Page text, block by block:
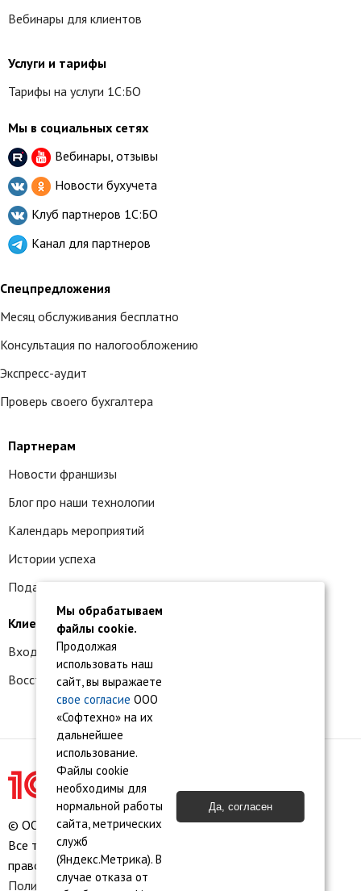
Вебинары для клиентов
Услуги и тарифы
Тарифы на услуги 1С:БО
Мы в социальных сетях
Вебинары, отзывы
Новости бухучета
Клуб партнеров 1С:БО
Канал для партнеров
Спецпредложения
Месяц обслуживания бесплатно
Консультация по налогообложению
Экспресс-аудит
Проверь своего бухгалтера
Партнерам
Новости франшизы
Блог про наши технологии
Календарь мероприятий
Истории успеха
Подать заявку на франшизу
Клиентам
Вход в личный кабинет
Восстановление доступа к сервису 1С:БО
© ООО «Софтехно» Все права защищены.
Все торговые марки являются собственностью их
правообладателей.
Политика конфиденциальности
Мы обрабатываем
файлы cookie.
Продолжая
использовать наш
сайт, вы выражаете
свое согласие ООО
«Софтехно» на их
дальнейшее
использование.
Файлы cookie
необходимы для
нормальной работы
сайта, метрических
служб
(Яндекс.Метрика). В
случае отказа от
Да, согласен